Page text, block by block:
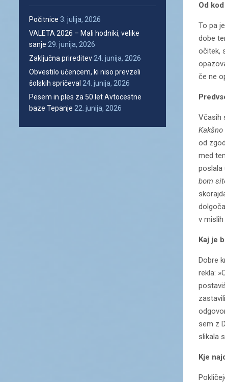
Počitnice 3. julija, 2026
VALETA 2026 – Mali hodniki, velike
sanje 29. junija, 2026
Zaključna prireditev 24. junija, 2026
Obvestilo učencem, ki niso prevzeli
šolskih spričeval 24. junija, 2026
Pesem in ples za 50 let Avtocestne
baze Tepanje 22. junija, 2026
Od
To pa
dobe
očitek,
če ne
Včasih
od
med
poslala
bom
v
Kaj je
Dobre
rekla:
sem z
slikala
Kje